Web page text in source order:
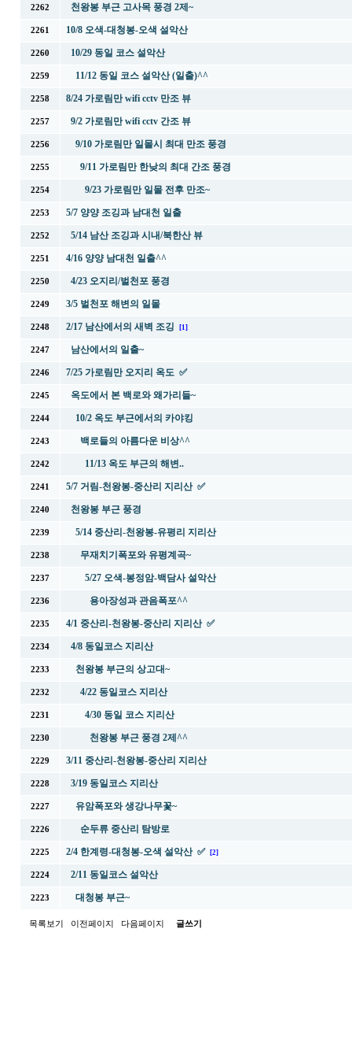
2262 천왕봉 부근 고사목 풍경 2제~
2261 10/8 오색-대청봉-오색 설악산
2260 10/29 동일 코스 설악산
2259 11/12 동일 코스 설악산 (일출)^^
2258 8/24 가로림만 wifi cctv 만조 뷰
2257 9/2 가로림만 wifi cctv 간조 뷰
2256 9/10 가로림만 일몰시 최대 만조 풍경
2255 9/11 가로림만 한낮의 최대 간조 풍경
2254 9/23 가로림만 일몰 전후 만조~
2253 5/7 양양 조깅과 남대천 일출
2252 5/14 남산 조깅과 시내/북한산 뷰
2251 4/16 양양 남대천 일출^^
2250 4/23 오지리/벌천포 풍경
2249 3/5 벌천포 해변의 일몰
2248 2/17 남산에서의 새벽 조깅 [1]
2247 남산에서의 일출~
2246 7/25 가로림만 오지리 옥도 ✅
2245 옥도에서 본 백로와 왜가리들~
2244 10/2 옥도 부근에서의 카야킹
2243 백로들의 아름다운 비상^^
2242 11/13 옥도 부근의 해변..
2241 5/7 거림-천왕봉-중산리 지리산 ✅
2240 천왕봉 부근 풍경
2239 5/14 중산리-천왕봉-유평리 지리산
2238 무재치기폭포와 유평계곡~
2237 5/27 오색-봉정암-백담사 설악산
2236 용아장성과 관음폭포^^
2235 4/1 중산리-천왕봉-중산리 지리산 ✅
2234 4/8 동일코스 지리산
2233 천왕봉 부근의 상고대~
2232 4/22 동일코스 지리산
2231 4/30 동일 코스 지리산
2230 천왕봉 부근 풍경 2제^^
2229 3/11 중산리-천왕봉-중산리 지리산
2228 3/19 동일코스 지리산
2227 유암폭포와 생강나무꽃~
2226 순두류 중산리 탐방로
2225 2/4 한계령-대청봉-오색 설악산 ✅ [2]
2224 2/11 동일코스 설악산
2223 대청봉 부근~
목록보기 이전페이지 다음페이지 글쓰기